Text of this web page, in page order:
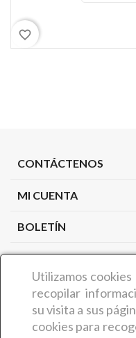
favorite_border
CONTÁCTENOS
MI CUENTA
BOLETÍN
NUESTRA EMPRESA
Utilizamos
recopilar
su visita a sus
cookies para